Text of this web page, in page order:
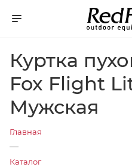
Куртка
Fox Flight
Мужская
Главная
—
Каталог